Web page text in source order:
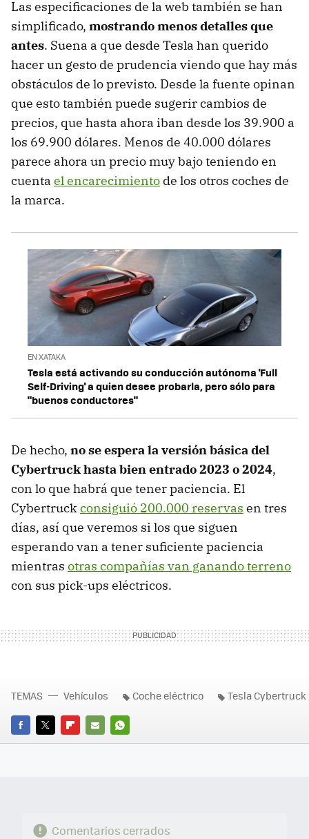
Las especificaciones de la web también se han
simplificado, mostrando menos detalles que
antes. Suena a que desde Tesla han querido
hacer un gesto de prudencia viendo que hay más
obstáculos de lo previsto. Desde la fuente opinan
que esto también puede sugerir cambios de
precios, que hasta ahora iban desde los 39.900 a
los 69.900 dólares. Menos de 40.000 dólares
parece ahora un precio muy bajo teniendo en
cuenta el encarecimiento de los otros coches de
la marca.
EN XATAKA
Tesla está activando su conducción autónoma 'Full
Self-Driving' a quien desee probarla, pero sólo para
"buenos conductores"
De hecho, no se espera la versión básica del
Cybertruck hasta bien entrado 2023 o 2024,
con lo que habrá que tener paciencia. El
Cybertruckconsiguió 200.000 reservas en tres
días, así que veremos si los que siguen
esperando van a tener suficiente paciencia
mientras otras compañías van ganando terreno
con sus pick-ups eléctricos.
FACEBOOK
TWITTERFLIPBOARD
E-
WHATSAPP
TEMAS Vehículos Coche eléctrico Tesla Cybertruck
Comentarios cerrados